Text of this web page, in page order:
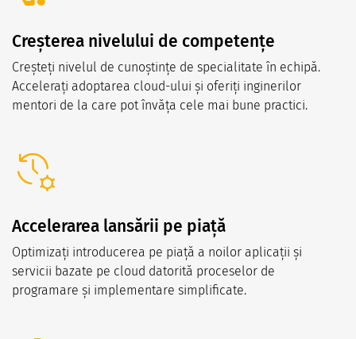
Creșterea nivelului de competențe
Creșteți nivelul de cunoștințe de specialitate în echipă.
Accelerați adoptarea cloud-ului și oferiți inginerilor
mentori de la care pot învăța cele mai bune practici.
Accelerarea lansării pe piață
Optimizați introducerea pe piață a noilor aplicații și
servicii bazate pe cloud datorită proceselor de
programare și implementare simplificate.